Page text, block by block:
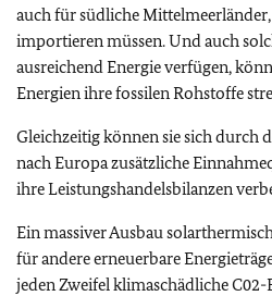
auch für südliche
importieren müssen. Und auch
ausreichend Energie verfügen,
Energien ihre fossilen Rohstoffe
Gleichzeitig können sie sich durch
nach Europa zusätzliche
ihre Leistungshandelsbilanzen
Ein massiver Ausbau
für andere erneuerbare
jeden Zweifel klimaschädliche